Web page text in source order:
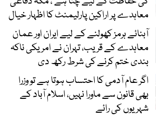
معاہدے پر اراکین پارلیمنٹ کا اظہار خیال
آبنائے ہرمز کھولنے کے لیے ایران اور عمان
معاہدے کے قریب، تہران نے امریکی ناکہ
بندی ختم کرنے کی شرط رکھ دی
اگر عام آدمی کا احتساب ہوتا ہے تو وزرا
بھی قانون سے ماورا نہیں، اسلام آباد کے
شہریوں کی رائے